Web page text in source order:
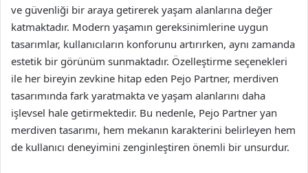
ve güvenliği bir araya getirerek yaşam alanlarına değer
katmaktadır. Modern yaşamın gereksinimlerine uygun
tasarımlar, kullanıcıların konforunu artırırken, aynı zamanda
estetik bir görünüm sunmaktadır. Özelleştirme seçenekleri
ile her bireyin zevkine hitap eden Pejo Partner, merdiven
tasarımında fark yaratmakta ve yaşam alanlarını daha
işlevsel hale getirmektedir. Bu nedenle, Pejo Partner yan
merdiven tasarımı, hem mekanın karakterini belirleyen hem
de kullanıcı deneyimini zenginleştiren önemli bir unsurdur.